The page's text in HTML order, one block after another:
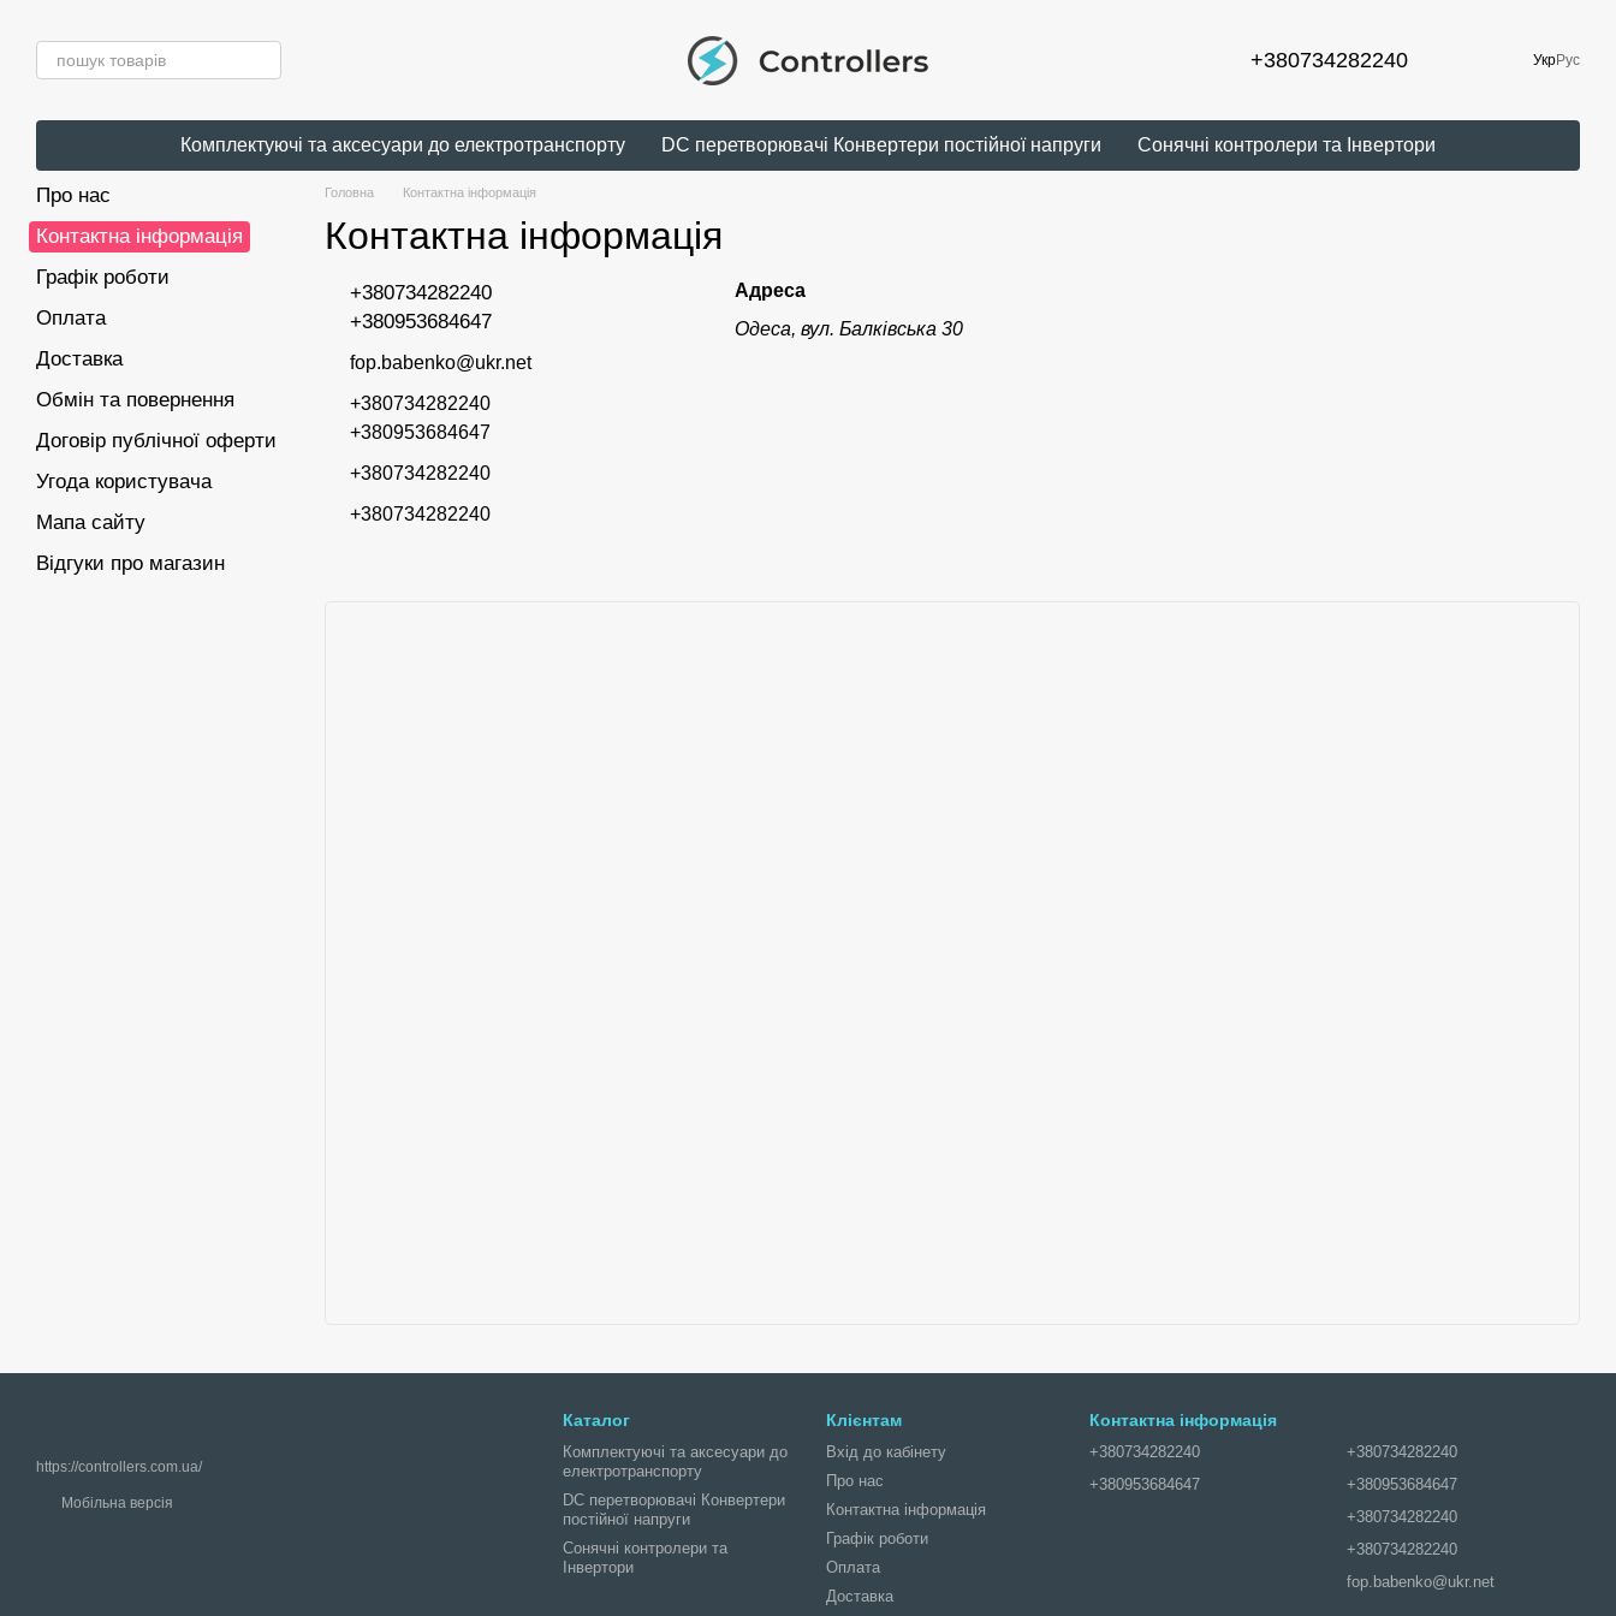
+380734282240 УкрРус
Комплектуючі та аксесуари до електротранспорту DC перетворювачі Конвертери постійної напруги Сонячні контролери та Інвертори
Головна Контактна інформація
Контактна інформація
+380734282240
+380953684647
fop.babenko@ukr.net
+380734282240
+380953684647
+380734282240
+380734282240
Адреса
Одеса, вул. Балківська 30
Про нас
Контактна інформація
Графік роботи
Оплата
Доставка
Обмін та повернення
Договір публічної оферти
Угода користувача
Мапа сайту
Відгуки про магазин
https://controllers.com.ua/
Мобільна версія
Каталог
Комплектуючі та аксесуари до
електротранспорту
DC перетворювачі Конвертери
постійної напруги
Сонячні контролери та
Інвертори
Клієнтам
Вхід до кабінету
Про нас
Контактна інформація
Графік роботи
Оплата
Доставка
Контактна інформація
+380734282240
+380953684647
+380734282240
+380953684647
+380734282240
+380734282240
fop.babenko@ukr.net